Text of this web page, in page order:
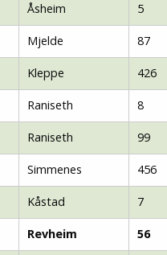
Åsheim 5
Mjelde 87
Kleppe 426
Raniseth 8
Raniseth 99
Simmenes 456
Kåstad 7
Revheim 56